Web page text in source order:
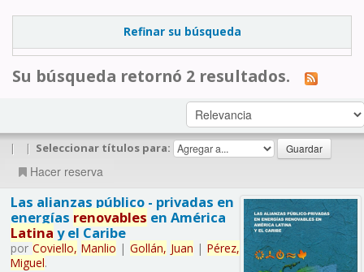
Refinar su búsqueda
Su búsqueda retornó 2 resultados.
| | Seleccionar títulos para:
Hacer reserva
Las alianzas público - privadas en
energías renovables en América
Latina y el Caribe
por Coviello, Manlio | Gollán, Juan | Pérez,
Miguel.